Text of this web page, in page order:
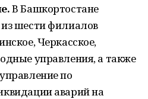
В Башкортостане
шести филиалов
Черкасское,
управления, а также
по
аварий на